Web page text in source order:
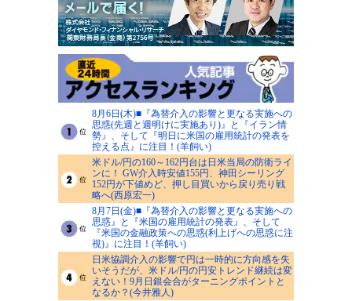
8月6日(木)■『為替介入の影響と更なる実施への
思惑(先週と週明けに実施あり)』と『イラン情
勢』、そして『明日に米国の雇用統計の発表を
控える点』に注目！(羊飼い)
米ドル/円の160～162円台は日米当局の防衛ライ
ンに！ GW介入時安値155円、神田シーリング
152円が下値めど、押し目買いから戻り売り戦
略へ(西原宏一)
8月7日(金)■『為替介入の影響と更なる実施への
思惑』と『米国の雇用統計の発表』、そして
『米国の金融政策への思惑(利上げへの思惑に注
視)』に注目！(羊飼い)
日米協調介入の影響で円は一時的に方向感を失
いそうだが、米ドル/円の円安トレンド継続は変
えない！9月日銀会合がターニングポイントと
なるか？(今井雅人)